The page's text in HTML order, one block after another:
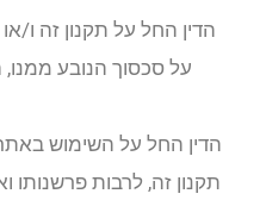
הדין החל על תקנון זה ו/
על סכסוך הנובע ממנו,
הדין החל על השימוש
תקנון זה, לרבות פרשנותו